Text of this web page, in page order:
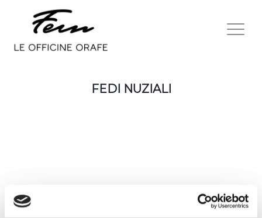
FEDI NUZIALI